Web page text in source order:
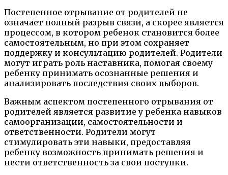
Постепенное отрывание от родителей не
означает полный разрыв связи, а скорее является
процессом, в котором ребенок становится более
самостоятельным, но при этом сохраняет
поддержку и консультацию родителей. Родители
могут играть роль наставника, помогая своему
ребенку принимать осознанные решения и
анализировать последствия своих выборов.
Важным аспектом постепенного отрывания от
родителей является развитие у ребенка навыков
самоорганизации, самостоятельности и
ответственности. Родители могут
стимулировать эти навыки, предоставляя
ребенку возможность принимать решения и
нести ответственность за свои поступки.